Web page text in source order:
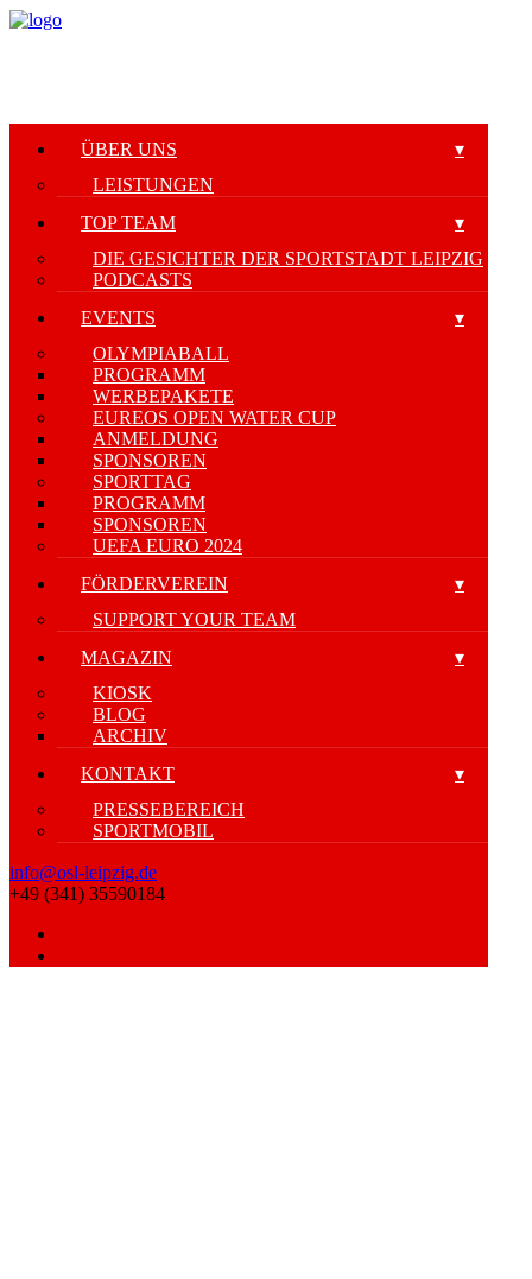
ÜBER UNS
LEISTUNGEN
TOP TEAM
DIE GESICHTER DER SPORTSTADT LEIPZIG
PODCASTS
EVENTS
OLYMPIABALL
PROGRAMM
WERBEPAKETE
EUREOS OPEN WATER CUP
ANMELDUNG
SPONSOREN
SPORTTAG
PROGRAMM
SPONSOREN
UEFA EURO 2024
FÖRDERVEREIN
SUPPORT YOUR TEAM
MAGAZIN
KIOSK
BLOG
ARCHIV
KONTAKT
PRESSEBEREICH
SPORTMOBIL
info@osl-leipzig.de
+49 (341) 35590184